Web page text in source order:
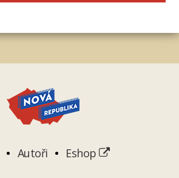
Autoři Eshop